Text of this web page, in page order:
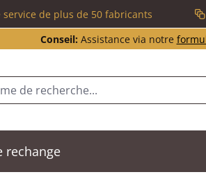
service de plus de 50 fabricants
Conseil: Assistance via notre
rechange